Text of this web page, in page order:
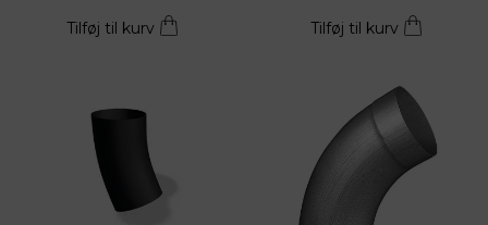
Tilføj til kurv
Tilføj til kurv